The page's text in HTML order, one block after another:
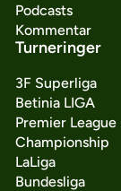
Podcasts
Kommentar
Turneringer
3F Superliga
Betinia LIGA
Premier League
Championship
LaLiga
Bundesliga